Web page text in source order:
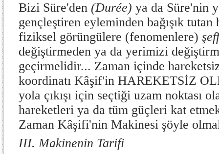
Bizi Süre'den (Durée) ya da Süre'nin
gençleştiren eyleminden bağışık
fiziksel görüngülere (fenomenlere)
değiştirmeden ya da yerimizi
geçirmelidir... Zaman içinde
koordinatı Kâşif'in HAREKETSİZ
yola çıkışı için seçtiği uzam noktası
hareketleri ya da tüm güçleri kat
Zaman Kâşifi'nin Makinesi şöyle
III. Makinenin Tarifi